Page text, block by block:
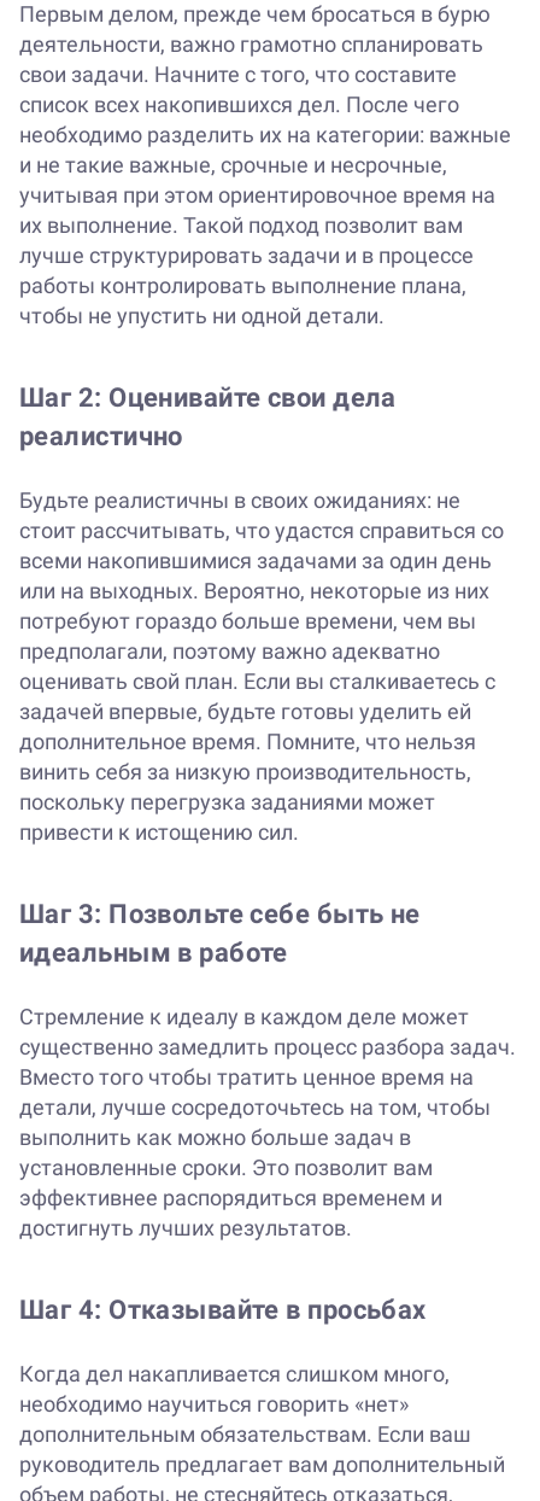
Первым делом, прежде чем бросаться в бурю
деятельности, важно грамотно спланировать
свои задачи. Начните с того, что составите
список всех накопившихся дел. После чего
необходимо разделить их на категории: важные
и не такие важные, срочные и несрочные,
учитывая при этом ориентировочное время на
их выполнение. Такой подход позволит вам
лучше структурировать задачи и в процессе
работы контролировать выполнение плана,
чтобы не упустить ни одной детали.
Шаг 2: Оценивайте свои дела
реалистично
Будьте реалистичны в своих ожиданиях: не
стоит рассчитывать, что удастся справиться со
всеми накопившимися задачами за один день
или на выходных. Вероятно, некоторые из них
потребуют гораздо больше времени, чем вы
предполагали, поэтому важно адекватно
оценивать свой план. Если вы сталкиваетесь с
задачей впервые, будьте готовы уделить ей
дополнительное время. Помните, что нельзя
винить себя за низкую производительность,
поскольку перегрузка заданиями может
привести к истощению сил.
Шаг 3: Позвольте себе быть не
идеальным в работе
Стремление к идеалу в каждом деле может
существенно замедлить процесс разбора задач.
Вместо того чтобы тратить ценное время на
детали, лучше сосредоточьтесь на том, чтобы
выполнить как можно больше задач в
установленные сроки. Это позволит вам
эффективнее распорядиться временем и
достигнуть лучших результатов.
Шаг 4: Отказывайте в просьбах
Когда дел накапливается слишком много,
необходимо научиться говорить «нет»
дополнительным обязательствам. Если ваш
руководитель предлагает вам дополнительный
объем работы, не стесняйтесь отказаться,